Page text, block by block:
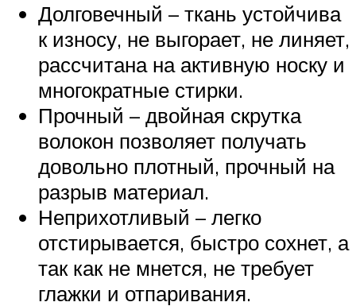
Долговечный – ткань устойчива
к износу, не выгорает, не линяет,
рассчитана на активную носку и
многократные стирки.
Прочный – двойная скрутка
волокон позволяет получать
довольно плотный, прочный на
разрыв материал.
Неприхотливый – легко
отстирывается, быстро сохнет, а
так как не мнется, не требует
глажки и отпаривания.